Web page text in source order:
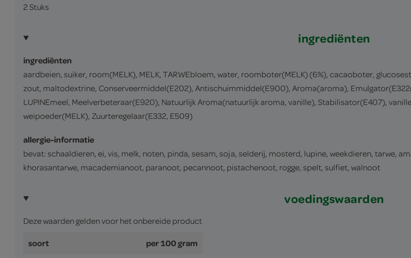
2 Stuks
ingrediënten
ingrediënten
aardbeien, suiker, room(MELK), MELK, TARWEbloem, water, roomboter(MELK) (6%), cacaoboter,
zout, maltodextrine, Conserveermiddel(E202), Antischuimmiddel(E900), Aroma(aroma),
LUPINEmeel, Meelverbeteraar(E920), Natuurlijk Aroma(natuurlijk aroma, vanille), Stabilisator(E407),
weipoeder(MELK), Zuurteregelaar(E332, E509)
allergie-informatie
bevat: schaaldieren, ei, vis, melk, noten, pinda, sesam, soja, selderij, mosterd, lupine, weekdieren, tarwe,
khorasantarwe, macademianoot, paranoot, pecannoot, pistachenoot, rogge, spelt, sulfiet, walnoot
voedingswaarden
Deze waarden gelden voor het onbereide product
soort per 100 gram